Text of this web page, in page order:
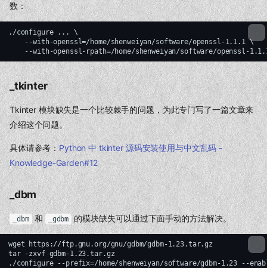
数：
./configure ... \
    --with-openssl=/home/shenweiyan/software/openssl-1.1.1 \
_tkinter
Tkinter 模块缺失是一个比较棘手的问题，为此专门写了一篇文章来
介绍这个问题。
具体请参考：Python 中 tkinter 源码安装使用与中文乱码 -
Knowledge-Garden#12
_dbm
_dbm 和 _gdbm 的模块缺失可以通过下面手动的方法解决。
wget https://ftp.gnu.org/gnu/gdbm/gdbm-1.23.tar.gz
tar -zxvf gdbm-1.23.tar.gz
./configure --prefix=/home/shenweiyan/software/gdbm-1.23 --